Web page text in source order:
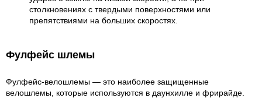
столкновениях с твердыми поверхностями или
препятствиями на больших скоростях.
Фулфейс шлемы
Фулфейс-велошлемы — это наиболее защищенные
велошлемы, которые используются в даунхилле и фрирайде.